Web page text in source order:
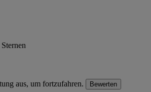
aus, um fortzufahren. Bewerten